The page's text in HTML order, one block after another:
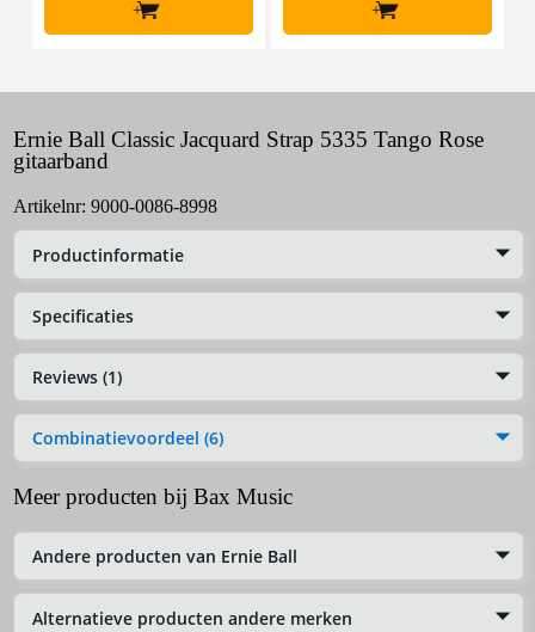
+ +
Ernie Ball Classic Jacquard Strap 5335 Tango Rose
gitaarband
Artikelnr: 9000-0086-8998
Productinformatie
Specificaties
Reviews (1)
Combinatievoordeel (6)
Meer producten bij Bax Music
Andere producten van Ernie Ball
Alternatieve producten andere merken